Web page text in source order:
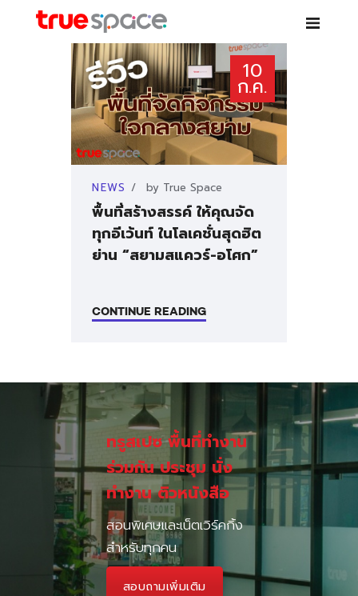
TRUE SPACE
Co-working space – เช่าห้องสัมมนา ห้องประชุม โต๊ะทำงาน สอนพิเศษ
บริการ
สาขา
PARTNER
ติดต่อเรา
10
ก.ค.
NEWS by True Space
พื้นที่สร้างสรรค์ ให้คุณจัด
ทุกอีเว้นท์ ในโลเคชั่นสุดฮิต
ย่าน “สยามสแควร์-อโศก”
CONTINUE READING
ทรูสเปซ พื้นที่ทำงาน
ร่วมกัน ประชุม นั่ง
ทำงาน ติวหนังสือ
สอนพิเศษและเน็ตเวิร์คกิ้ง
สำหรับทุกคน
สอบถามเพิ่มเติม